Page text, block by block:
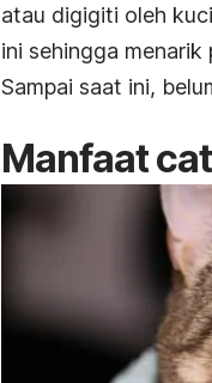
atau digigiti oleh
ini sehingga menarik
Sampai saat ini,
Manfaat